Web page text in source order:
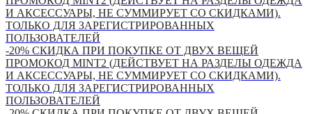
И АКСЕССУАРЫ, НЕ СУММИРУЕТ СО СКИДКАМИ).
ТОЛЬКО ДЛЯ ЗАРЕГИСТРИРОВАННЫХ
ПОЛЬЗОВАТЕЛЕЙ
-20% СКИДКА ПРИ ПОКУПКЕ ОТ ДВУХ ВЕЩЕЙ
ПРОМОКОД MINT2 (ДЕЙСТВУЕТ НА РАЗДЕЛЫ ОДЕЖДА
И АКСЕССУАРЫ, НЕ СУММИРУЕТ СО СКИДКАМИ).
ТОЛЬКО ДЛЯ ЗАРЕГИСТРИРОВАННЫХ
ПОЛЬЗОВАТЕЛЕЙ